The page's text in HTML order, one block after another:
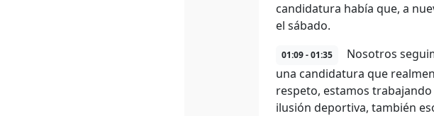
candidatura había que, a
el sábado.
01:09 - 01:35
Nosotros
una candidatura que
respeto, estamos
ilusión deportiva, también